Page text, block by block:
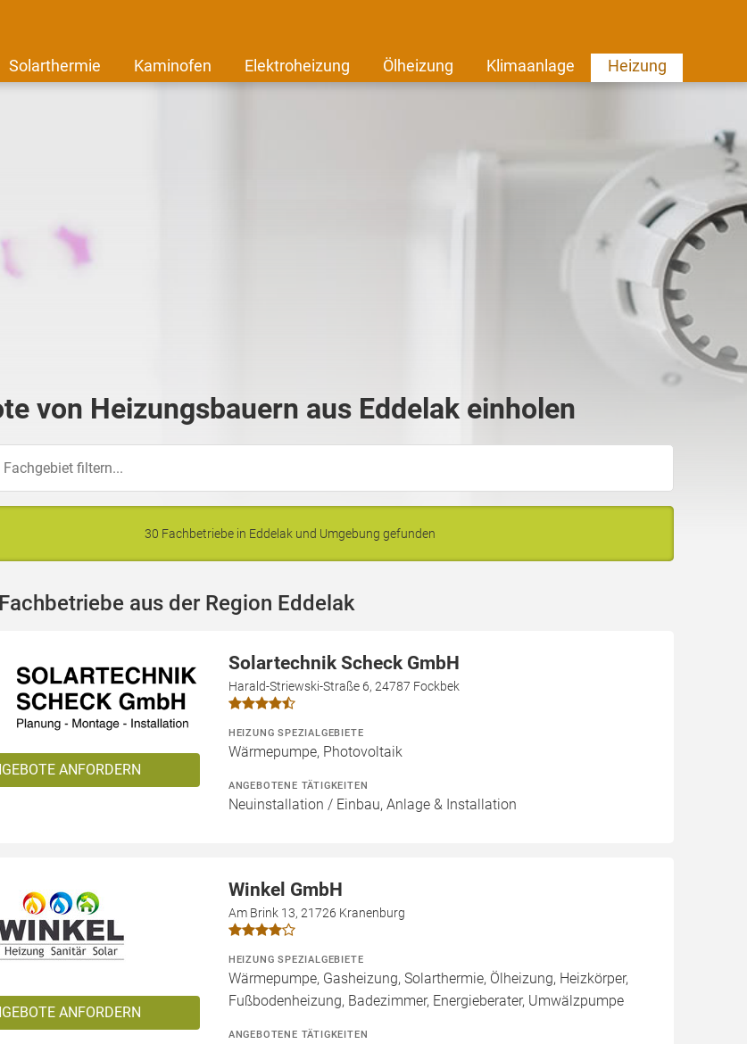
Solarthermie Kaminofen Elektroheizung Ölheizung Klimaanlage Heizung
von Heizungsbauern aus Eddelak einholen
30 Fachbetriebe in Eddelak und Umgebung gefunden
aus der Region Eddelak
ANFORDERN
Solartechnik Scheck GmbH
Harald-Striewski-Straße 6, 24787 Fockbek
HEIZUNG SPEZIALGEBIETE
Wärmepumpe, Photovoltaik
ANGEBOTENE TÄTIGKEITEN
Neuinstallation / Einbau, Anlage & Installation
ANFORDERN
Winkel GmbH
Am Brink 13, 21726 Kranenburg
HEIZUNG SPEZIALGEBIETE
Wärmepumpe, Gasheizung, Solarthermie, Ölheizung, Heizkörper,
Fußbodenheizung, Badezimmer, Energieberater, Umwälzpumpe
ANGEBOTENE TÄTIGKEITEN